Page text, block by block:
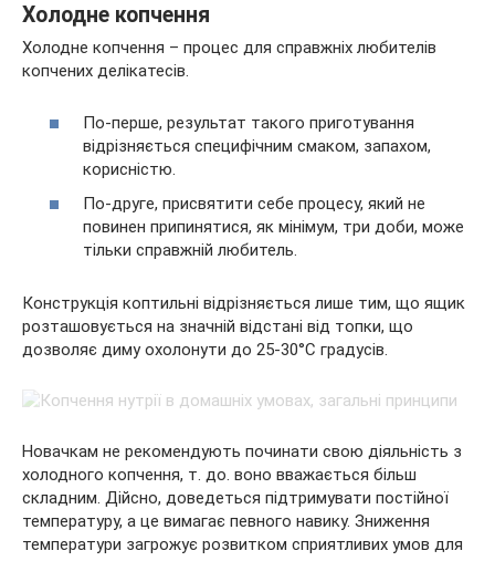
Холодне копчення
Холодне копчення – процес для справжніх любителів
копчених делікатесів.
По-перше, результат такого приготування
відрізняється специфічним смаком, запахом,
корисністю.
По-друге, присвятити себе процесу, який не
повинен припинятися, як мінімум, три доби, може
тільки справжній любитель.
Конструкція коптильні відрізняється лише тим, що ящик
розташовується на значній відстані від топки, що
дозволяє диму охолонути до 25-30°C градусів.
Новачкам не рекомендують починати свою діяльність з
холодного копчення, т. до. воно вважається більш
складним. Дійсно, доведеться підтримувати постійної
температуру, а це вимагає певного навику. Зниження
температури загрожує розвитком сприятливих умов для